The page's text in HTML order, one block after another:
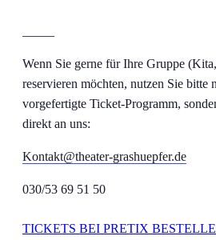
Wenn Sie gerne für Ihre Gruppe
reservieren möchten, nutzen Sie bitte
vorgefertigte Ticket-Programm,
direkt an uns:
Kontakt@theater-grashuepfer.de
030/53 69 51 50
TICKETS BEI PRETIX